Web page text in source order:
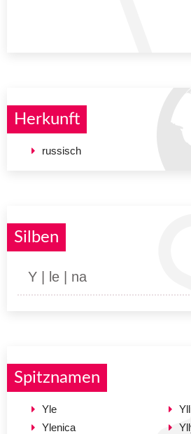
Herkunft
russisch
Silben
Y | le | na
Spitznamen
Yle
Ylenica